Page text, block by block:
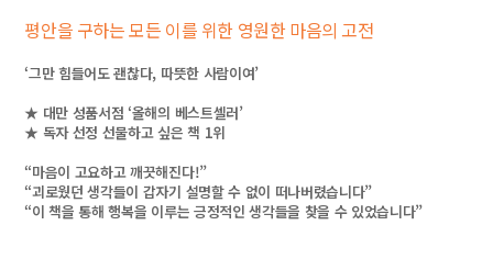
평안을 구하는 모든 이를 위한 영원한 마음의 고전
‘그만 힘들어도 괜찮다, 따뜻한 사람이여’
★ 대만 성품서점 ‘올해의 베스트셀러’
★ 독자 선정 선물하고 싶은 책 1위
“마음이 고요하고 깨끗해진다!”
“괴로웠던 생각들이 갑자기 설명할 수 없이 떠나버렸습니다”
“이 책을 통해 행복을 이루는 긍정적인 생각들을 찾을 수 있었습니다”